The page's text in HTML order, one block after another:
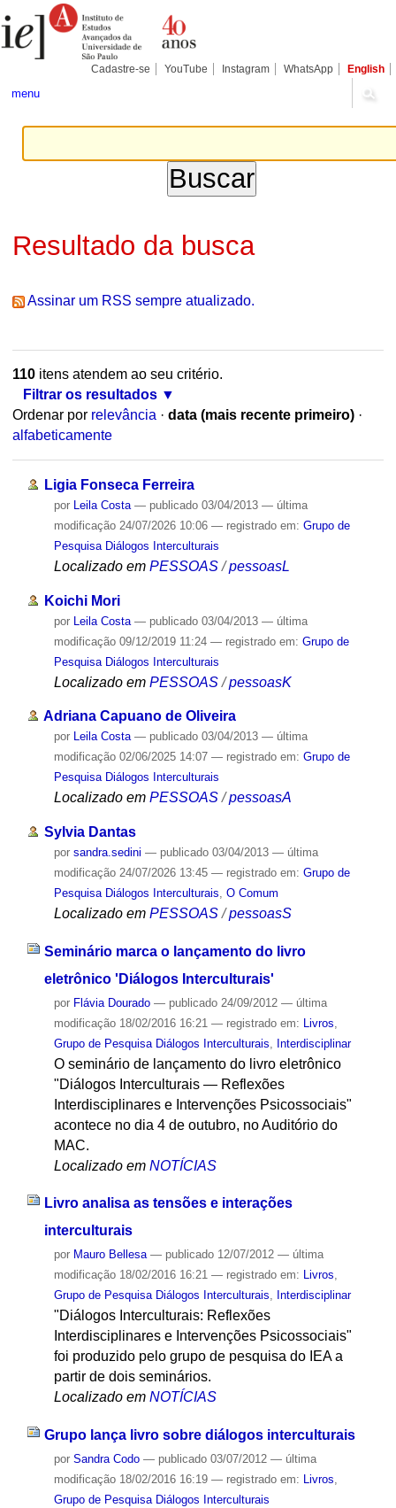
para
conteúdo.
Pessoais
Cadastre-se YouTube Instagram WhatsApp English
menu
Resultado da busca
Assinar um RSS sempre atualizado.
110itens atendem ao seu critério.
Filtrar os resultados
Ordenar por relevância · data (mais recente primeiro) ·
alfabeticamente
Ligia Fonseca Ferreira
por Leila Costa — publicado03/04/2013 — última
modificação24/07/2026 10:06 — registrado em: Grupo de
Pesquisa Diálogos Interculturais
Localizado em PESSOAS /pessoasL
Koichi Mori
por Leila Costa — publicado03/04/2013 — última
modificação09/12/2019 11:24 — registrado em: Grupo de
Pesquisa Diálogos Interculturais
Localizado em PESSOAS /pessoasK
Adriana Capuano de Oliveira
por Leila Costa — publicado03/04/2013 — última
modificação02/06/2025 14:07 — registrado em: Grupo de
Pesquisa Diálogos Interculturais
Localizado em PESSOAS /pessoasA
Sylvia Dantas
por sandra.sedini — publicado03/04/2013 — última
modificação24/07/2026 13:45 — registrado em: Grupo de
Pesquisa Diálogos Interculturais, O Comum
Localizado em PESSOAS /pessoasS
Seminário marca o lançamento do livro
eletrônico 'Diálogos Interculturais'
por Flávia Dourado — publicado24/09/2012 — última
modificação18/02/2016 16:21 — registrado em: Livros
Grupo de Pesquisa Diálogos Interculturais
Interdisciplinar
O seminário de lançamento do livro eletrônico
"Diálogos Interculturais — Reflexões
Interdisciplinares e Intervenções Psicossociais"
acontece no dia 4 de outubro, no Auditório do
MAC.
Localizado em NOTÍCIAS
Livro analisa as tensões e interações
interculturais
por Mauro Bellesa — publicado12/07/2012 — última
modificação18/02/2016 16:21 — registrado em: Livros,
Grupo de Pesquisa Diálogos Interculturais, Interdisciplinar
"Diálogos Interculturais: Reflexões
Interdisciplinares e Intervenções Psicossociais"
foi produzido pelo grupo de pesquisa do IEA a
partir de dois seminários.
Localizado em NOTÍCIAS
Grupo lança livro sobre diálogos interculturais
por Sandra Codo — publicado03/07/2012 — última
modificação18/02/2016 16:19 — registrado em: Livros,
Grupo de Pesquisa Diálogos Interculturais